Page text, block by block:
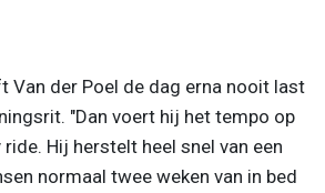
Van der Poel de dag erna nooit last
"Dan voert hij het tempo op
Hij herstelt heel snel van een
normaal twee weken van in bed